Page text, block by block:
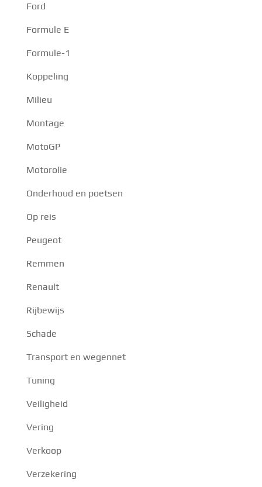
Ford
Formule E
Formule-1
Koppeling
Milieu
Montage
MotoGP
Motorolie
Onderhoud en poetsen
Op reis
Peugeot
Remmen
Renault
Rijbewijs
Schade
Transport en wegennet
Tuning
Veiligheid
Vering
Verkoop
Verzekering